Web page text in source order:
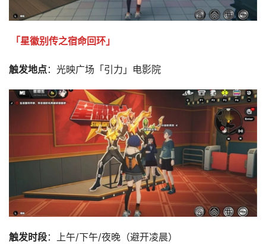
「星徽别传之宿命回环」
触发地点：光映广场「引力」电影院
触发时段：上午/下午/夜晚（避开凌晨）